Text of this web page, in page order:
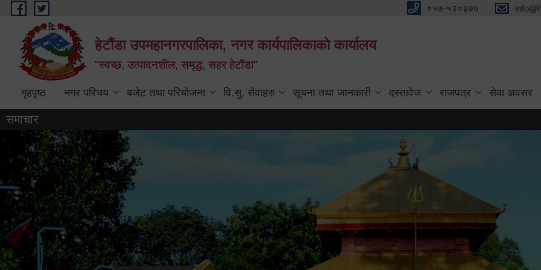
Skip to main content ०५७-५२०३७७
हेटौंडा उपमहानगरपालिका, नगर कार्यपालिकाको कार्यालय
"स्वच्छ, उत्पादनशील, समृद्ध, सहर हेटौंडा"
गृहपृष्ठ नगर परिचय बजेट तथा परियोजना वि.सु. सेवाहरु सूचना तथा जानकारी दस्तावेज राजपत्र सेवा अवसर
समाचार